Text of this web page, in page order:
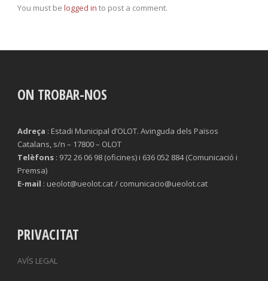
You must be logged in to post a comment.
ON TROBAR-NOS
Adreça : Estadi Municipal d’OLOT. Avinguda dels Països
Catalans, s/n – 17800 – OLOT
Telèfons : 972 26 06 98 (oficines) i 636 052 884 (Comunicació i
Premsa)
E-mail : ueolot@ueolot.cat / comunicacio@ueolot.cat
PRIVACITAT
AVÍS LEGAL